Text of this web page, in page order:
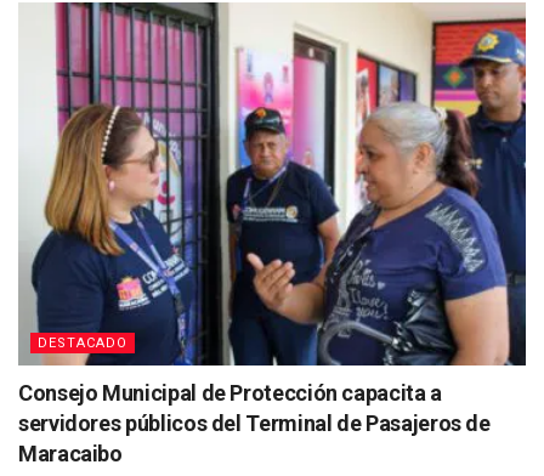
DESTACADO
Consejo Municipal de Protección capacita a
servidores públicos del Terminal de Pasajeros de
Maracaibo